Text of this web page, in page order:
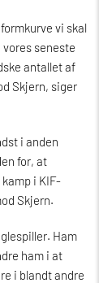
vi skal
seneste
antallet af
Skjern, siger
i anden
for, at
i KIF-
Skjern.
Ham
ham i at
i blandt andre